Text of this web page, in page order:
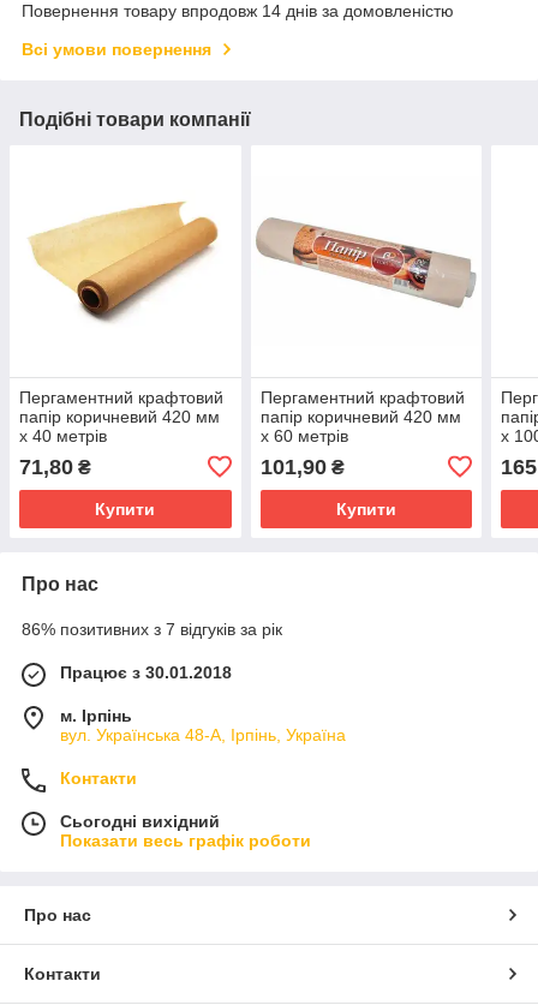
Повернення товару впродовж 14 днів за домовленістю
Всі умови повернення
Подібні товари компанії
Пергаментний крафтовий
папір коричневий 420 мм
х 40 метрів
71,80 ₴
Купити
Пергаментний крафтовий
папір коричневий 420 мм
х 60 метрів
101,90₴
Купити
х
Про нас
86% позитивних з 7 відгуків за рік
Працює з 30.01.2018
м. Ірпінь
вул. Українська 48-А, Ірпінь, Україна
Контакти
Сьогодні вихідний
Показати весь графік роботи
Про нас
Контакти